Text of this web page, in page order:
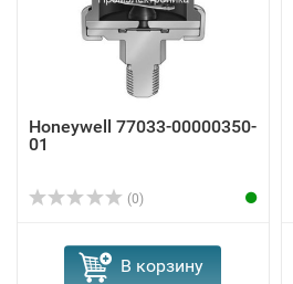
Honeywell 77033-00000350-
01
(0)
В корзину